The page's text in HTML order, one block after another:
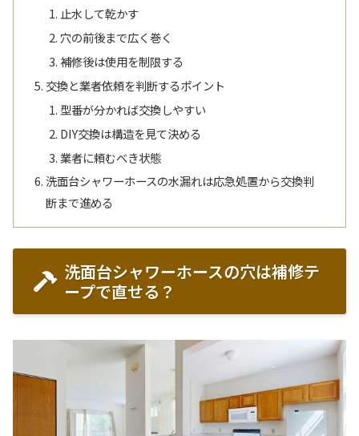
止水して乾かす
穴の前後まで広く巻く
補修後は使用を制限する
交換と業者依頼を判断するポイント
型番が分かれば交換しやすい
DIY交換は構造を見て決める
業者に頼むべき状態
洗面台シャワーホースの水漏れは応急処置から交換判
断まで進める
洗面台シャワーホースの穴は補修テ
ープで直せる？